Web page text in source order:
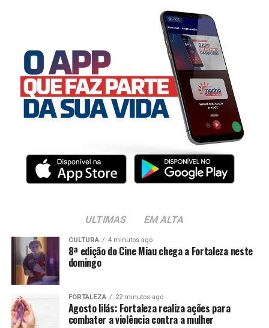
ULTIMAS EM ALTA
CULTURA 4 minutos ago
8ª edição do Cine Miau chega a Fortaleza neste
domingo
FORTALEZA 22 minutos ago
Agosto lilás: Fortaleza realiza ações para
combater a violência contra a mulher